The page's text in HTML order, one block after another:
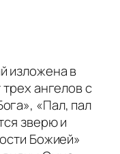
изложена в
ангелов с
«Пал, пал
зверю и
Божией»